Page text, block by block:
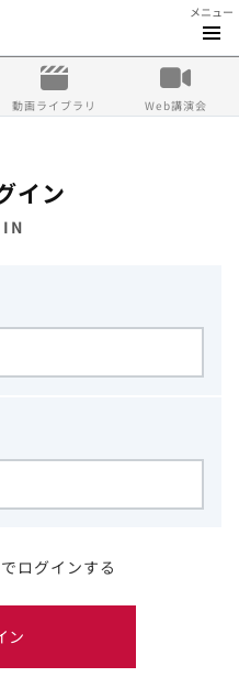
メニュー
動画ライブラリ Web講演会
イン
IN
ログインする
ン